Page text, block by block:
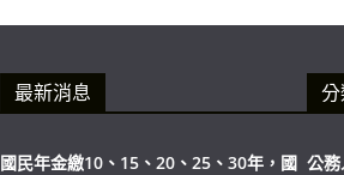
最新消息
國民年金繳10、15、20、25、30年，國 公